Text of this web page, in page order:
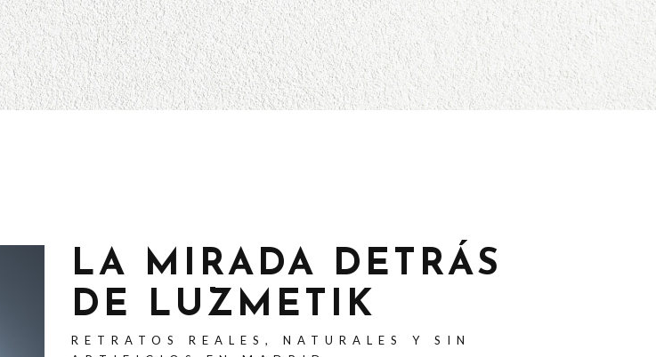
LA MIRADA DETRÁS
DE LUZMETIK
RETRATOS REALES, NATURALES Y SIN